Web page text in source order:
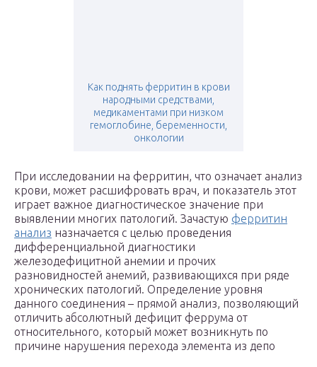
Как поднять ферритин в крови
народными средствами,
медикаментами при низком
гемоглобине, беременности,
онкологии
При исследовании на ферритин, что означает анализ
крови, может расшифровать врач, и показатель этот
играет важное диагностическое значение при
выявлении многих патологий. Зачастую ферритин
анализ назначается с целью проведения
дифференциальной диагностики
железодефицитной анемии и прочих
разновидностей анемий, развивающихся при ряде
хронических патологий. Определение уровня
данного соединения – прямой анализ, позволяющий
отличить абсолютный дефицит феррума от
относительного, который может возникнуть по
причине нарушения перехода элемента из депо